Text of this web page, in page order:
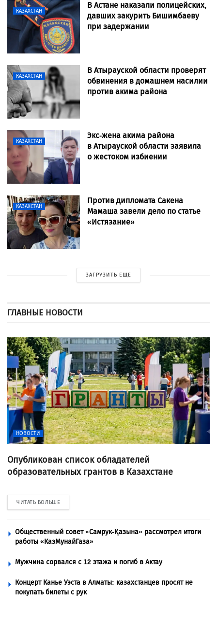
КАЗАХСТАН
В Астане наказали полицейских,
давших закурить Бишимбаеву
при задержании
КАЗАХСТАН
В Атырауской области проверят
обвинения в домашнем насилии
против акима района
КАЗАХСТАН
Экс-жена акима района
в Атырауской области заявила
о жестоком избиении
КАЗАХСТАН
Против дипломата Сакена
Мамаша завели дело по статье
«Истязание»
ЗАГРУЗИТЬ ЕЩЕ
ГЛАВНЫЕ НОВОСТИ
НОВОСТИ
Опубликован список обладателей
образовательных грантов в Казахстане
ЧИТАТЬ БОЛЬШЕ
Общественный совет «Самрук-Қазына» рассмотрел итоги
работы «КазМунайГаза»
Мужчина сорвался с 12 этажа и погиб в Актау
Концерт Канье Уэста в Алматы: казахстанцев просят не
покупать билеты с рук